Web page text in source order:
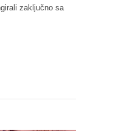
zaključno sa